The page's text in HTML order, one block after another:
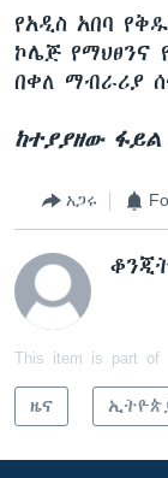
የአዲስ አበባ
ኮሌጅ የማህፀንና
በቀለ ማብራሪያ
ከተያያዘው ፋይል
አጋሩ
This item is part of
ዜና